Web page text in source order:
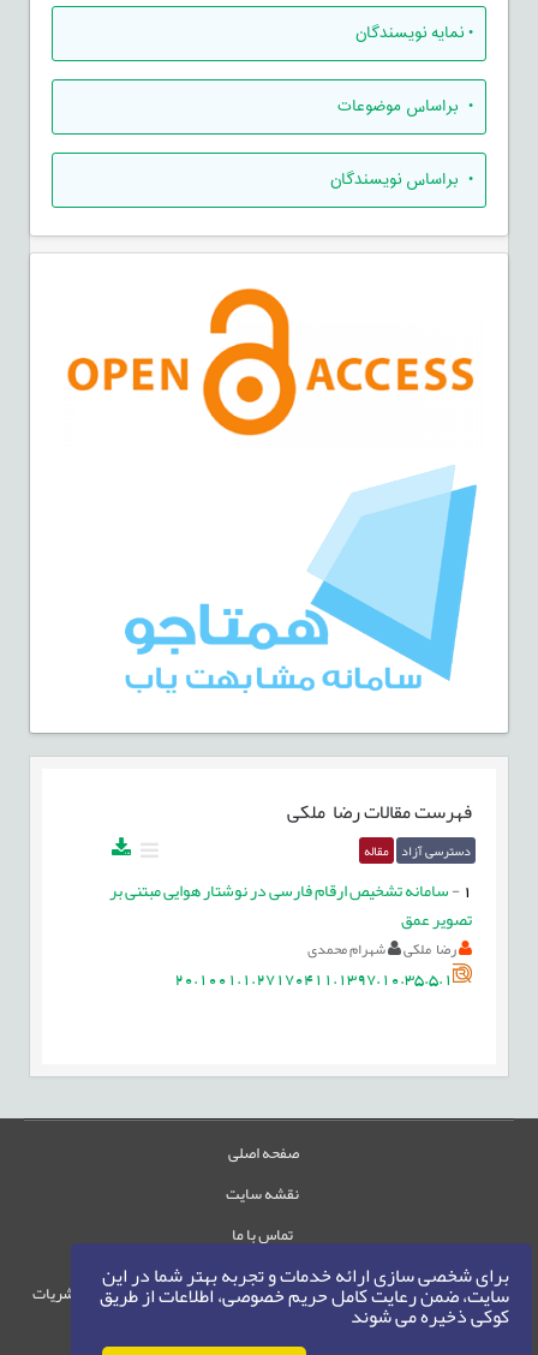
برای شخصی سازی ارائه خدمات و تجربه بهتر شما در این
سایت، ضمن رعایت کامل حریم خصوصی، اطلاعات از طریق
کوکی ذخیره می شوند
•نمایه نویسندگان
• براساس موضوعات
• براساس نویسندگان
فهرست مقالاترضا ملکی
دسترسی آزاد مقاله
-سامانه تشخیص ارقام فارسی در نوشتار هوایی مبتنی بر
تصویر عمق
رضا ملکی شهرام محمدی
20.1001.1.27170411.1397.10.35.5.1
صفحه اصلی
نقشه سایت
تماس با ما
حقوق این وب‌سایت متعلق به سامانه مدیریت نشریات